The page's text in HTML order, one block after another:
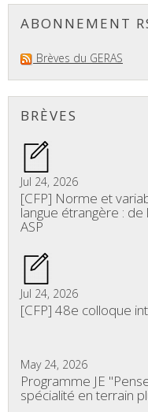
ABONNEMENT
Brèves du GERAS
BRÈVES
Jul 24, 2026
[CFP] Norme et
langue étrangère :
ASP
Jul 24, 2026
[CFP] 48e colloque
May 24, 2026
Programme JE
spécialité en terrain